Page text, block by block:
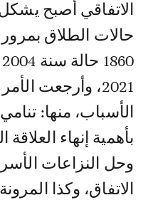
الاتفاقي أصبح
حالات الطلاق
2021، وأرجعت
الأسباب، منها:
بأهمية إنهاء
وحل النزاعات
الاتفاق، وكذا